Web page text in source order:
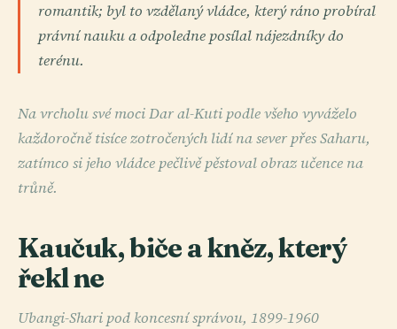
romantik; byl to vzdělaný vládce, který ráno probíral
právní nauku a odpoledne posílal nájezdníky do
terénu.
Na vrcholu své moci Dar al-Kuti podle všeho vyváželo
každoročně tisíce zotročených lidí na sever přes Saharu,
zatímco si jeho vládce pečlivě pěstoval obraz učence na
trůně.
Kaučuk, biče a kněz, který
řekl ne
Ubangi-Shari pod koncesní správou, 1899-1960